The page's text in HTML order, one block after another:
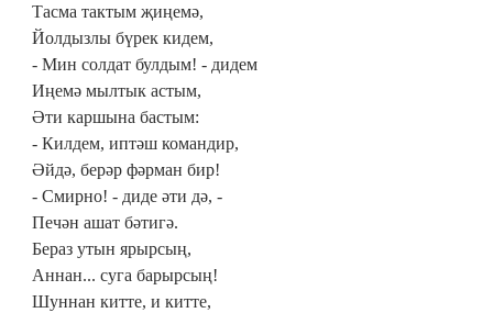
Тасма тактым җиңемә,
Йолдызлы бүрек кидем,
- Мин солдат булдым! - дидем
Иңемә мылтык астым,
Әти каршына бастым:
- Килдем, иптәш командир,
Әйдә, берәр фәрман бир!
- Смирно! - диде әти дә, -
Печән ашат бәтигә.
Бераз утын ярырсың,
Аннан... суга барырсың!
Шуннан китте, и китте,